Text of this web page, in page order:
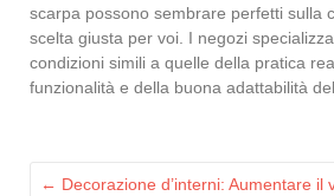
scarpa possono sembrare perfetti sulla
scelta giusta per voi. I negozi
condizioni simili a quelle della pratica
funzionalità e della buona adattabilità
← Decorazione d’interni: Aumentare il